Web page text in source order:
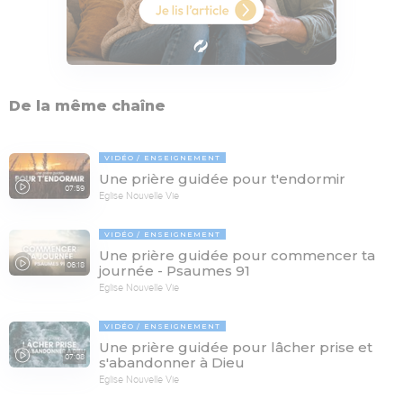
De la même chaîne
07:59
VIDÉO ENSEIGNEMENT
Une prière guidée pour t'endormir
Eglise Nouvelle Vie
06:18
VIDÉO ENSEIGNEMENT
Une prière guidée pour commencer ta
journée - Psaumes 91
Eglise Nouvelle Vie
07:08
VIDÉO ENSEIGNEMENT
Une prière guidée pour lâcher prise et
s'abandonner à Dieu
Eglise Nouvelle Vie